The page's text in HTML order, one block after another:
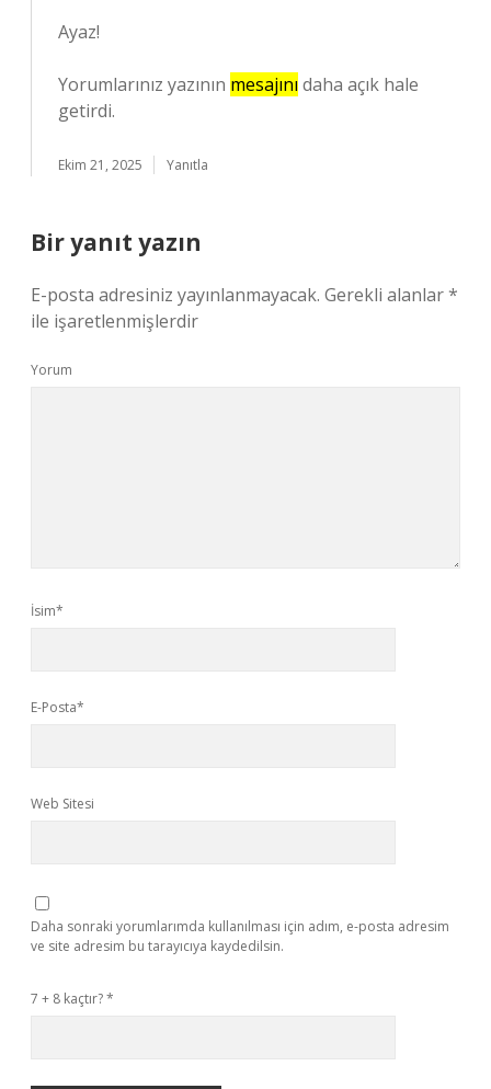
Ayaz!
Yorumlarınız yazının mesajını daha açık hale
getirdi.
Ekim 21, 2025 Yanıtla
Bir yanıt yazın
E-posta adresiniz yayınlanmayacak. Gerekli alanlar*
ile işaretlenmişlerdir
Yorum
İsim*
E-Posta*
Web Sitesi
Daha sonraki yorumlarımda kullanılması için adım, e-posta adresim
ve site adresim bu tarayıcıya kaydedilsin.
7 + 8 kaçtır?*